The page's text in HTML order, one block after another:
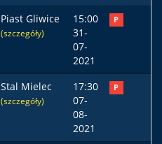
Piast Gliwice
(szczegóły)
15:00
31-
07-
2021
P
Stal Mielec
(szczegóły)
17:30
07-
08-
2021
P